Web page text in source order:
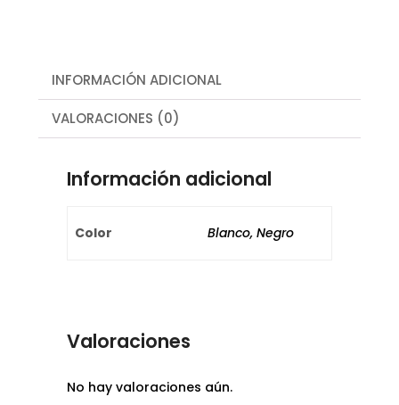
INFORMACIÓN ADICIONAL
VALORACIONES (0)
Información adicional
Color Blanco, Negro
Valoraciones
No hay valoraciones aún.